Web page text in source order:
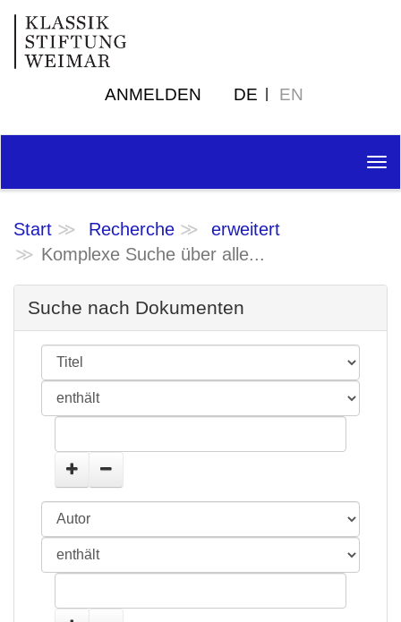
ANMELDEN DE EN
Start Recherche
erweitert
Komplexe Suche über alle...
Suche nach Dokumenten